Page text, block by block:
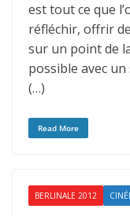
est tout ce que
réfléchir, offrir
sur un point de
possible avec
(…)
Read More
BERLINALE 2012